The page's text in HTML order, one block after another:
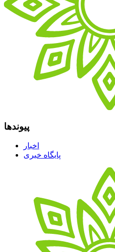
پیوندها
اخبار
پایگاه خبری